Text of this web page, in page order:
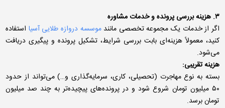
۳. هزینه بررسی پرونده و خدمات مشاوره
اگر از خدمات یک مجموعه تخصصی مانندموسسه دروازه طلایی آسیا استفاده
کنید، معمولاً هزینه‌ای بابت بررسی شرایط، تشکیل پرونده و پیگیری دریافت
می‌شود.
هزینه تقریبی:
بسته به نوع مهاجرت (تحصیلی، کاری، سرمایه‌گذاری و…) می‌تواند از حدود
۵۰ میلیون تومان شروع شود و در پرونده‌های پیچیده‌تر به چند صد میلیون
تومان برسد.